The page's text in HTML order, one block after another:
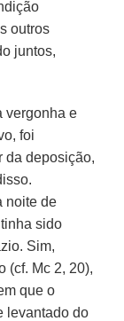
outros
juntos,
vergonha e
foi
da deposição,
noite de
tinha sido
Sim,
(cf. Mc 2, 20),
que o
levantado do